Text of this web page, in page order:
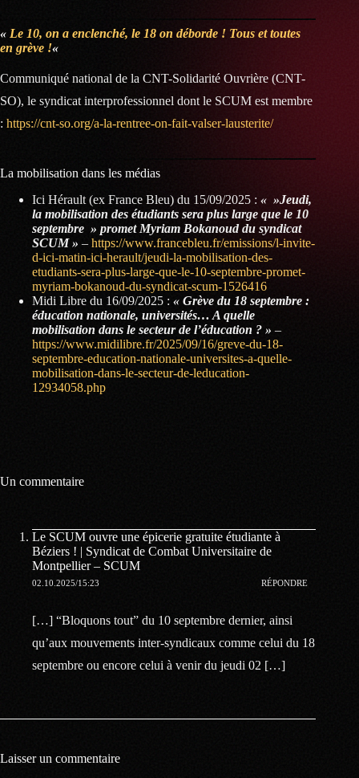
« Le 10, on a enclenché, le 18 on déborde ! Tous et toutes
en grève !«
Communiqué national de la CNT-Solidarité Ouvrière (CNT-
SO), le syndicat interprofessionnel dont le SCUM est membre
: https://cnt-so.org/a-la-rentree-on-fait-valser-lausterite/
La mobilisation dans les médias
Ici Hérault (ex France Bleu) du 15/09/2025 : « »Jeudi,
la mobilisation des étudiants sera plus large que le 10
septembre » promet Myriam Bokanoud du syndicat
SCUM » –https://www.francebleu.fr/emissions/l-invite-
d-ici-matin-ici-herault/jeudi-la-mobilisation-des-
etudiants-sera-plus-large-que-le-10-septembre-promet-
myriam-bokanoud-du-syndicat-scum-1526416
Midi Libre du 16/09/2025 : « Grève du 18 septembre :
éducation nationale, universités… A quelle
mobilisation dans le secteur de l’éducation ? »–
https://www.midilibre.fr/2025/09/16/greve-du-18-
septembre-education-nationale-universites-a-quelle-
mobilisation-dans-le-secteur-de-leducation-
12934058.php
Un commentaire
Le SCUM ouvre une épicerie gratuite étudiante à
Béziers ! | Syndicat de Combat Universitaire de
Montpellier – SCUM
02.10.2025/15:23 RÉPONDRE
[…] “Bloquons tout” du 10 septembre dernier, ainsi
qu’aux mouvements inter-syndicaux comme celui du 18
septembre ou encore celui à venir du jeudi 02 […]
Laisser un commentaire